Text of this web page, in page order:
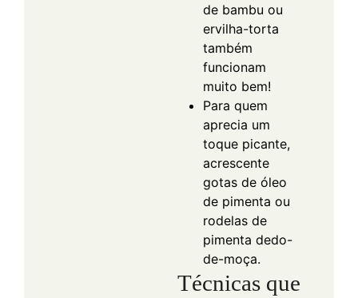
de bambu ou
ervilha-torta
também
funcionam
muito bem!
Para quem
aprecia um
toque picante,
acrescente
gotas de óleo
de pimenta ou
rodelas de
pimenta dedo-
de-moça.
Técnicas que